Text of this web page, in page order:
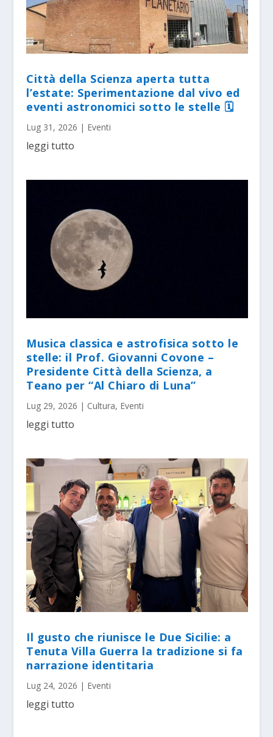
Città della Scienza aperta tutta
l’estate: Sperimentazione dal vivo ed
eventi astronomici sotto le stelle 🗓
Lug 31, 2026 | Eventi
leggi tutto
Musica classica e astrofisica sotto le
stelle: il Prof. Giovanni Covone –
Presidente Città della Scienza, a
Teano per “Al Chiaro di Luna”
Lug 29, 2026 | Cultura, Eventi
leggi tutto
Il gusto che riunisce le Due Sicilie: a
Tenuta Villa Guerra la tradizione si fa
narrazione identitaria
Lug 24, 2026 | Eventi
leggi tutto